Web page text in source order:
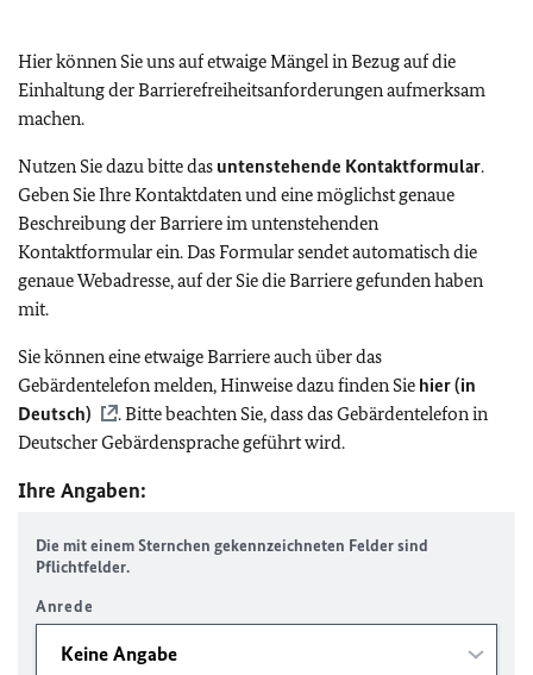
Hier können Sie uns auf etwaige Mängel in Bezug auf die
Einhaltung der Barrierefreiheitsanforderungen aufmerksam
machen.
Nutzen Sie dazu bitte das untenstehende Kontaktformular.
Geben Sie Ihre Kontaktdaten und eine möglichst genaue
Beschreibung der Barriere im untenstehenden
Kontaktformular ein. Das Formular sendet automatisch die
genaue Webadresse, auf der Sie die Barriere gefunden haben
mit.
Sie können eine etwaige Barriere auch über das
Gebärdentelefon melden, Hinweise dazu finden Sie hier (in
Deutsch)
. Bitte beachten Sie, dass das Gebärdentelefon in
Deutscher Gebärdensprache geführt wird.
Ihre Angaben:
Die mit einem Sternchen gekennzeichneten Felder sind
Pflichtfelder.
Anrede